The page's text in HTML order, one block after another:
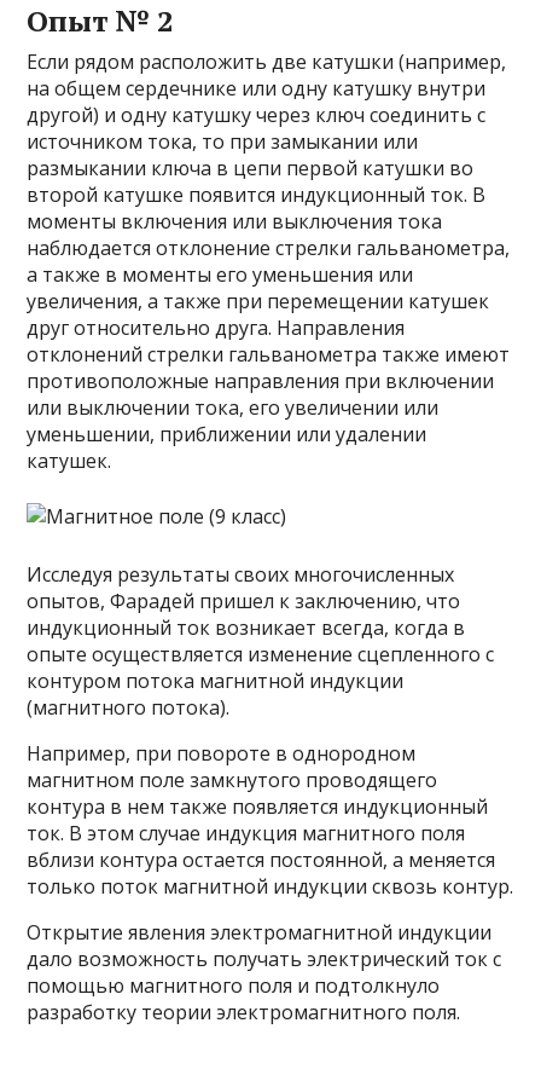
Опыт № 2
Если рядом расположить две катушки (например,
на общем сердечнике или одну катушку внутри
другой) и одну катушку через ключ соединить с
источником тока, то при замыкании или
размыкании ключа в цепи первой катушки во
второй катушке появится индукционный ток. В
моменты включения или выключения тока
наблюдается отклонение стрелки гальванометра,
а также в моменты его уменьшения или
увеличения, а также при перемещении катушек
друг относительно друга. Направления
отклонений стрелки гальванометра также имеют
противоположные направления при включении
или выключении тока, его увеличении или
уменьшении, приближении или удалении
катушек.
Исследуя результаты своих многочисленных
опытов, Фарадей пришел к заключению, что
индукционный ток возникает всегда, когда в
опыте осуществляется изменение сцепленного с
контуром потока магнитной индукции
(магнитного потока).
Например, при повороте в однородном
магнитном поле замкнутого проводящего
контура в нем также появляется индукционный
ток. В этом случае индукция магнитного поля
вблизи контура остается постоянной, а меняется
только поток магнитной индукции сквозь контур.
Открытие явления электромагнитной индукции
дало возможность получать электрический ток с
помощью магнитного поля и подтолкнуло
разработку теории электромагнитного поля.